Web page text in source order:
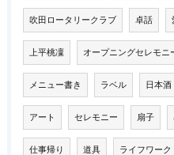
吹田ロータリークラブ 卓話
上平桃凜 オープニングセレモニ
メニュー書き ラベル 日本酒
アート セレモニー 扇子
仕事帰り 道具 ライフワーク